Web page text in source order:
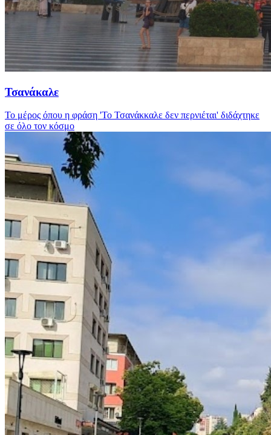
Τσανάκαλε
Το μέρος όπου η φράση 'Το Τσανάκκαλε δεν περνιέται' διδάχτηκε
σε όλο τον κόσμο